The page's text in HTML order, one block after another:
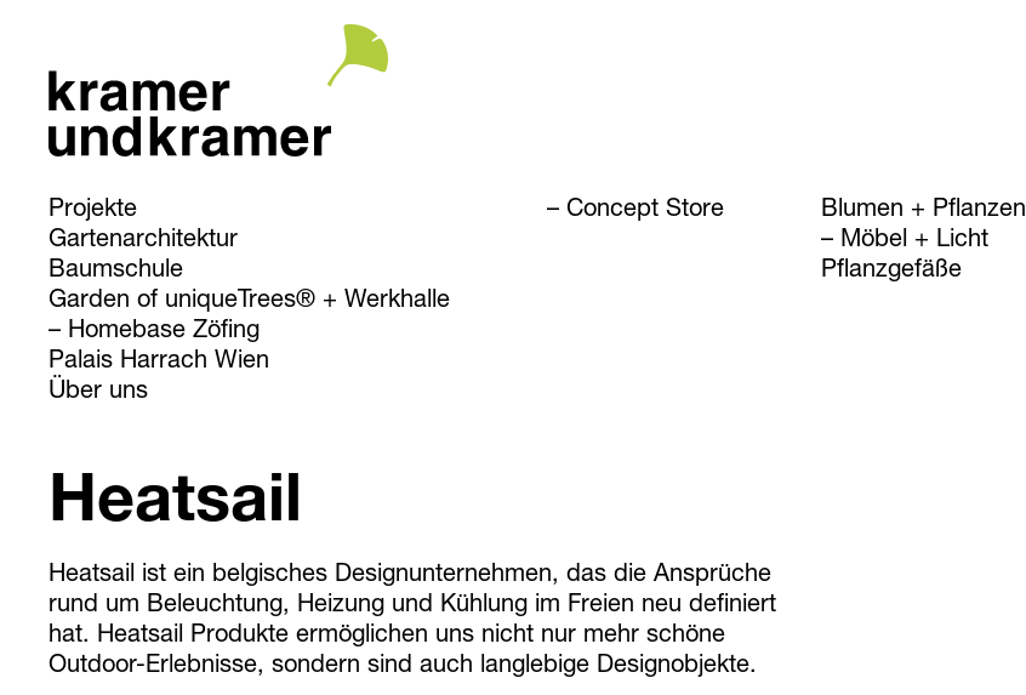
Projekte
Gartenarchitektur
Baumschule
Garden of uniqueTrees® + Werkhalle
Homebase Zöfing
Palais Harrach Wien
Über uns
Concept Store
Blumen + Pflanzen
Möbel + Licht
Pflanzgefäße
Heatsail
Heatsail ist ein belgisches Designunternehmen, das die Ansprüche
rund um Beleuchtung, Heizung und Kühlung im Freien neu definiert
hat. Heatsail Produkte ermöglichen uns nicht nur mehr schöne
Outdoor-Erlebnisse, sondern sind auch langlebige Designobjekte.